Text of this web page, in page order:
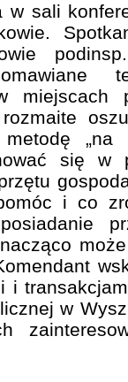
w sali
rozmaite
„na
się w
i co
i
w